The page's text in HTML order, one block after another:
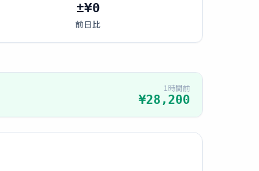
±¥0
前日比
1時間前
¥28,200